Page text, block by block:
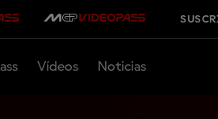
Vídeos Noticias